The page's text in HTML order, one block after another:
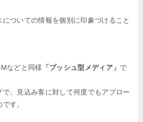
ついての情報を個別に印象づけること
などと同様
「プッシュ型メディア」 で
、見込み客に対して何度でもアプロー
す。